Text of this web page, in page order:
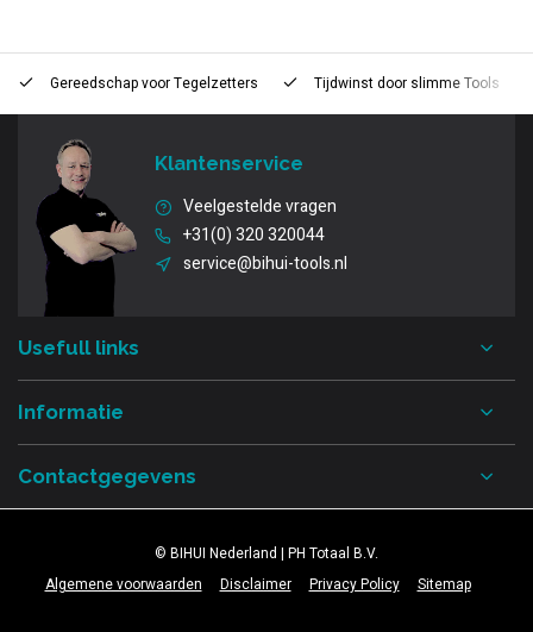
Gereedschap voorTegelzetters Tijdwinst door slimme Tools
Klantenservice
Veelgestelde vragen
+31(0) 320 320044
service@bihui-tools.nl
Usefull links
Informatie
Contactgegevens
Algemene voorwaarden Disclaimer Privacy Policy Sitemap
© BIHUI Nederland | PH Totaal B.V.